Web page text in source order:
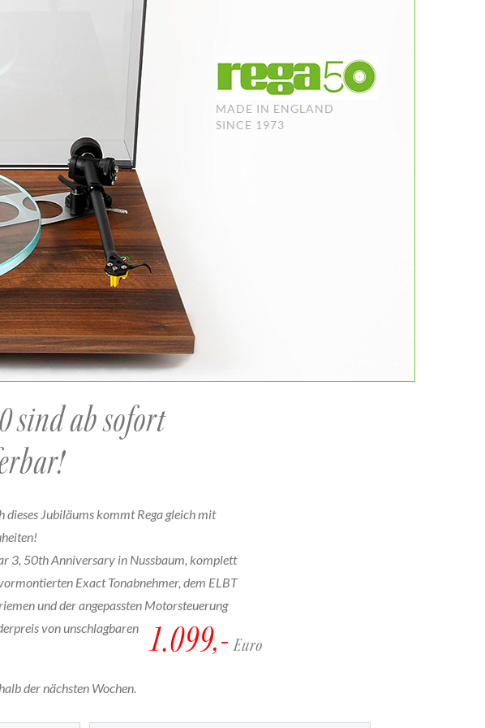
MADE IN ENGLAND
SINCE 1973
sind ab sofort
dieses Jubiläums kommt Rega gleich mit
3, 50th Anniversary in Nussbaum, komplett
Exact Tonabnehmer, dem ELBT
und der angepassten Motorsteuerung
von unschlagbaren
1.099,- Euro
der nächsten Wochen.